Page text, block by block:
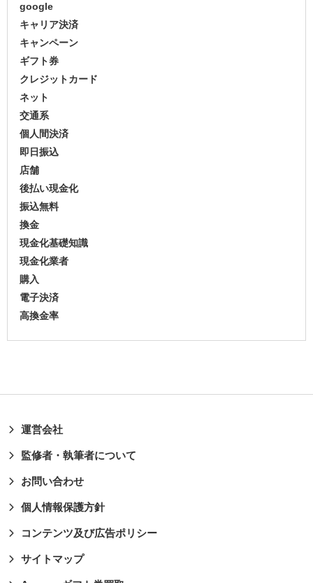
google
キャリア決済
キャンペーン
ギフト券
クレジットカード
ネット
交通系
個人間決済
即日振込
店舗
後払い現金化
振込無料
換金
現金化基礎知識
現金化業者
購入
電子決済
高換金率
運営会社
監修者・執筆者について
お問い合わせ
個人情報保護方針
コンテンツ及び広告ポリシー
サイトマップ